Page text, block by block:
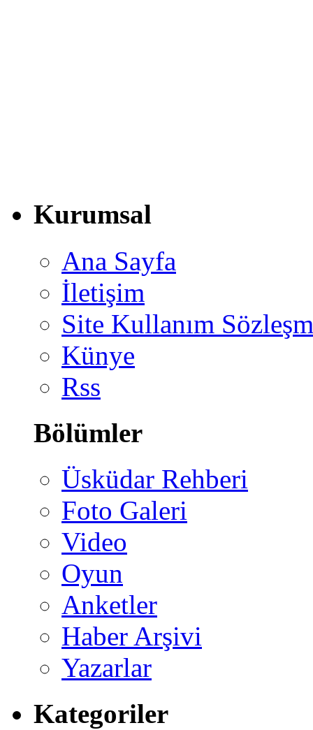
Kurumsal
Ana Sayfa
İletişim
Site Kullanım
Künye
Rss
Bölümler
Üsküdar Rehberi
Foto Galeri
Video
Oyun
Anketler
Haber Arşivi
Yazarlar
Kategoriler